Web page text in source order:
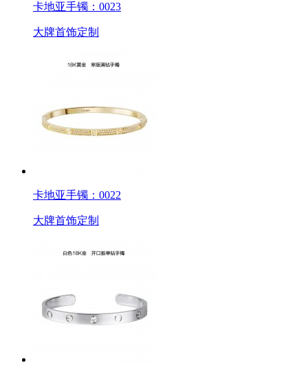
卡地亚手镯：0023
大牌首饰定制
卡地亚手镯：0022
大牌首饰定制